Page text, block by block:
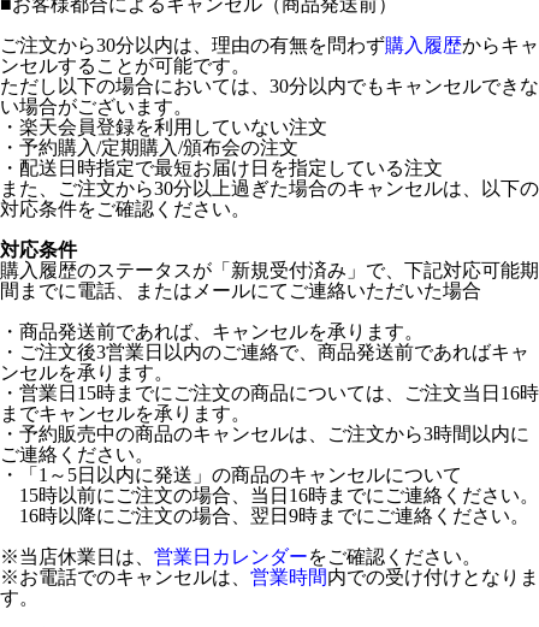
■お客様都合によるキャンセル（商品発送前）
ご注文から30分以内は、理由の有無を問わず購入履歴からキャ
ンセルすることが可能です。
ただし以下の場合においては、30分以内でもキャンセルできな
い場合がございます。
・楽天会員登録を利用していない注文
・予約購入/定期購入/頒布会の注文
・配送日時指定で最短お届け日を指定している注文
また、ご注文から30分以上過ぎた場合のキャンセルは、以下の
対応条件をご確認ください。
対応条件
購入履歴のステータスが「新規受付済み」で、下記対応可能期
間までに電話、またはメールにてご連絡いただいた場合
・商品発送前であれば、キャンセルを承ります。
・ご注文後3営業日以内のご連絡で、商品発送前であればキャ
ンセルを承ります。
・営業日15時までにご注文の商品については、ご注文当日16時
までキャンセルを承ります。
・予約販売中の商品のキャンセルは、ご注文から3時間以内に
ご連絡ください。
・「1～5日以内に発送」の商品のキャンセルについて
15時以前にご注文の場合、当日16時までにご連絡ください。
16時以降にご注文の場合、翌日9時までにご連絡ください。
※当店休業日は、 営業日カレンダーをご確認ください。
※お電話でのキャンセルは、 営業時間内での受け付けとなりま
す。